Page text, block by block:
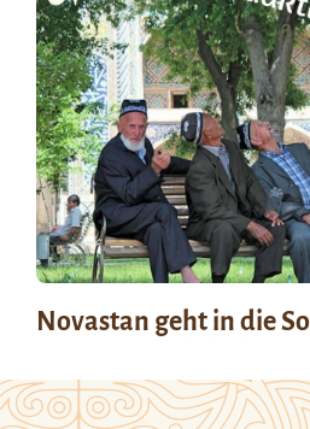
Novastan geht in die